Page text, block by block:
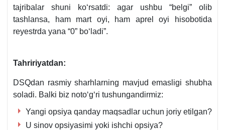
tajribalar shuni koʻrsatdi: agar ushbu “belgi” olib
tashlansa, ham mart oyi, ham aprel oyi hisobotida
reyestrda yana “0” boʻladi”.
Tahririyatdan:
DSQdan rasmiy sharhlarning mavjud emasligi shubha
soladi. Balki biz notoʻgʻri tushungandirmiz:
Yangi opsiya qanday maqsadlar uchun joriy etilgan?
U sinov opsiyasimi yoki ishchi opsiya?